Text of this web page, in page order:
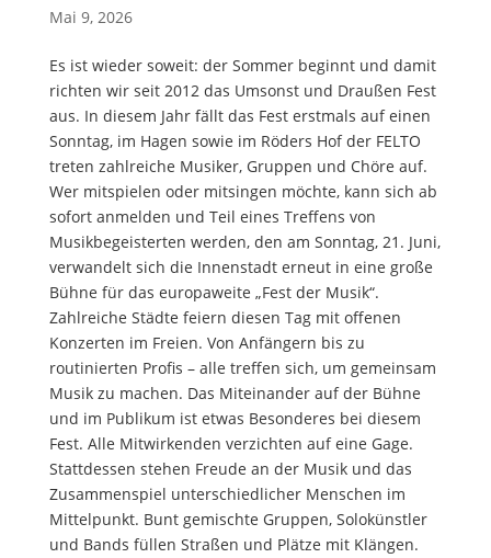
Mai 9, 2026
Es ist wieder soweit: der Sommer beginnt und damit
richten wir seit 2012 das Umsonst und Draußen Fest
aus. In diesem Jahr fällt das Fest erstmals auf einen
Sonntag, im Hagen sowie im Röders Hof der FELTO
treten zahlreiche Musiker, Gruppen und Chöre auf.
Wer mitspielen oder mitsingen möchte, kann sich ab
sofort anmelden und Teil eines Treffens von
Musikbegeisterten werden, den am Sonntag, 21. Juni,
verwandelt sich die Innenstadt erneut in eine große
Bühne für das europaweite „Fest der Musik“.
Zahlreiche Städte feiern diesen Tag mit offenen
Konzerten im Freien. Von Anfängern bis zu
routinierten Profis – alle treffen sich, um gemeinsam
Musik zu machen. Das Miteinander auf der Bühne
und im Publikum ist etwas Besonderes bei diesem
Fest. Alle Mitwirkenden verzichten auf eine Gage.
Stattdessen stehen Freude an der Musik und das
Zusammenspiel unterschiedlicher Menschen im
Mittelpunkt. Bunt gemischte Gruppen, Solokünstler
und Bands füllen Straßen und Plätze mit Klängen.